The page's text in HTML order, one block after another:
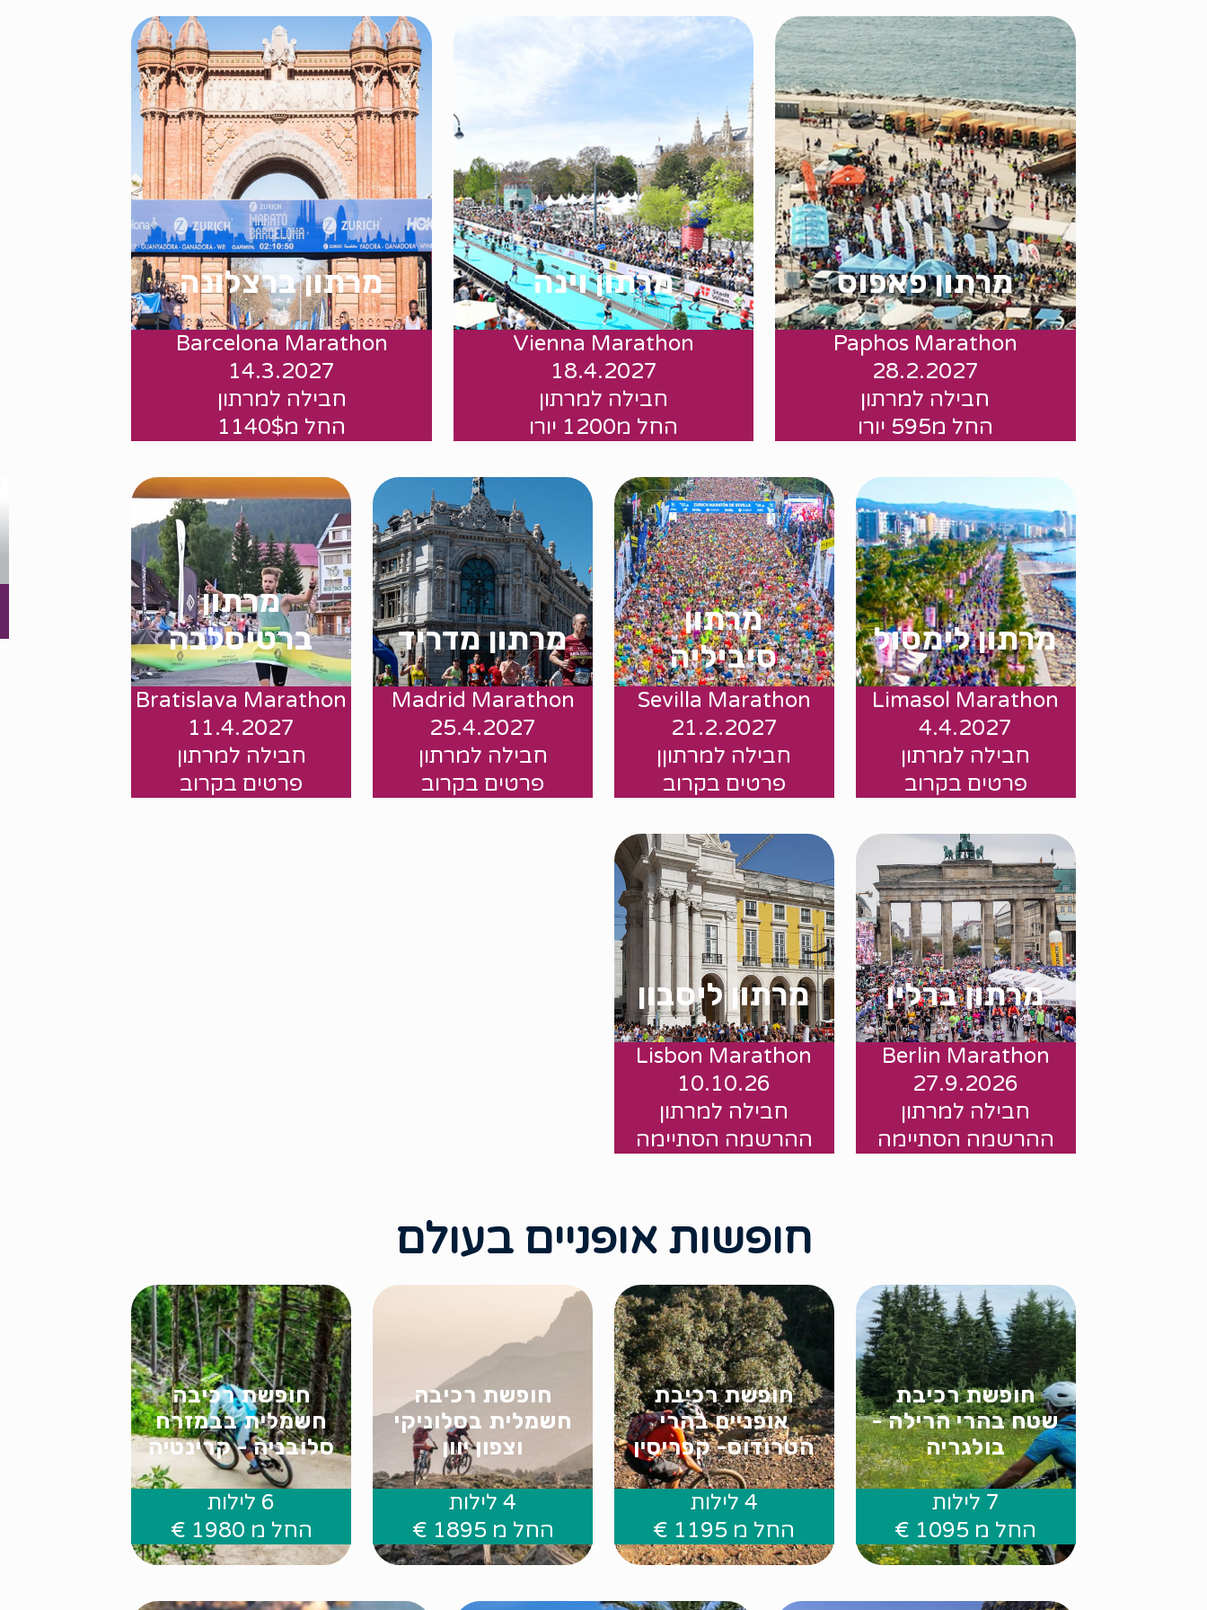
מרתון פאפוס
החל מ 595 יורו
Paphos Marathon
28.2.2027
חבילה למרתון
החל מ595 יורו
מרתון וינה
החל מ1070 יורו
Vienna Marathon
18.4.2027
חבילה למרתון
החל מ1200 יורו
מרתון ברצלונה
החל מ 1140$
Barcelona Marathon
14.3.2027
חבילה למרתון
החל מ1140$
מרתון לימסול
החל מ $
Limasol Marathon
4.4.2027
חבילה למרתון
פרטים בקרוב
מרתון
סיביליה
.
Sevilla Marathon
21.2.2027
חבילה למרתוןן
פרטים בקרוב
מרתון מדריד
החל מ $
Madrid Marathon
25.4.2027
חבילה למרתון
פרטים בקרוב
מרתון
ברטיסלבה
החל מ $
Bratislava Marathon
11.4.2027
חבילה למרתון
פרטים בקרוב
מרתון ברלין
.
Berlin Marathon
27.9.2026
חבילה למרתון
ההרשמה הסתיימה
מרתון ליסבון
החל מ 1475 $
Lisbon Marathon
10.10.26
חבילה למרתון
ההרשמה הסתיימה
חופשות אופניים בעולם
חופשת רכיבת
שטח בהרי הרילה -
בולגריה
.
7 לילות
החל מ 1095 €
חופשת רכיבת
אופניים בהרי
הטרודוס- קפריסין
.
4 לילות
החל מ 1195 €
חופשת רכיבה
חשמלית בסלוניקי
וצפון יוון
.
4 לילות
החל מ 1895 €
חופשת רכיבה
חשמלית בבמזרח
סלובניה - קרינטיה
.
6 לילות
החל מ 1980 €